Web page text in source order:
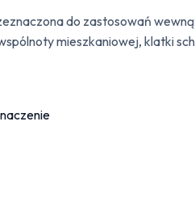
do zastosowań
mieszkaniowej, klatki